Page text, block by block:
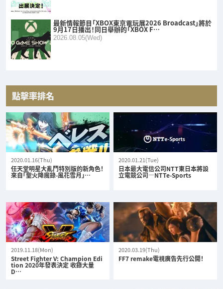
最新情報節目「XBOX東京電玩展2026 Broadcast」將於
9月17日播出！同日舉辦的「XBOX F…
2026.08.05(Wed)
點擊率排名
2020.01.16(Thu)
任天堂明星大亂鬥特別版的新角色！
來自「聖火降魔錄-風花雪月」…
2020.01.21(Tue)
日本最大電信公司NTT東日本將設
立電競公司—NTTe-Sports
2019.11.18(Mon)
Street Fighter V: Champion Edi
tion 2020年發表決定 收錄大量
D…
2020.03.19(Thu)
FF7 remake電視廣告先行公開！